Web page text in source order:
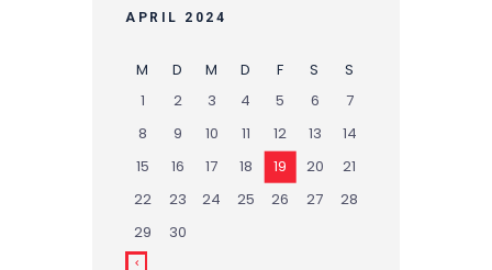
APRIL 2024
M D M D F S
S
1
2 3 4 5 6
7
8
9 10 11 12 13
14
15
16 17 18 19 20
21
22
23 24 25 26 27
28
29
30